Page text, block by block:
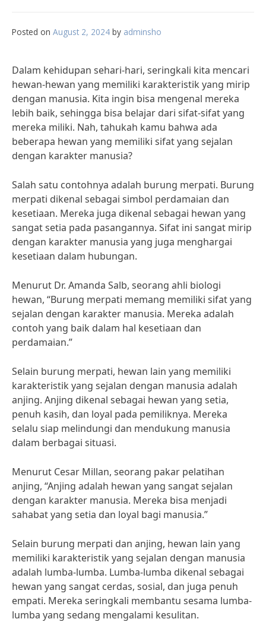
Posted on August 2, 2024 by adminsho
Dalam kehidupan sehari-hari, seringkali kita mencari
hewan-hewan yang memiliki karakteristik yang mirip
dengan manusia. Kita ingin bisa mengenal mereka
lebih baik, sehingga bisa belajar dari sifat-sifat yang
mereka miliki. Nah, tahukah kamu bahwa ada
beberapa hewan yang memiliki sifat yang sejalan
dengan karakter manusia?
Salah satu contohnya adalah burung merpati. Burung
merpati dikenal sebagai simbol perdamaian dan
kesetiaan. Mereka juga dikenal sebagai hewan yang
sangat setia pada pasangannya. Sifat ini sangat mirip
dengan karakter manusia yang juga menghargai
kesetiaan dalam hubungan.
Menurut Dr. Amanda Salb, seorang ahli biologi
hewan, “Burung merpati memang memiliki sifat yang
sejalan dengan karakter manusia. Mereka adalah
contoh yang baik dalam hal kesetiaan dan
perdamaian.”
Selain burung merpati, hewan lain yang memiliki
karakteristik yang sejalan dengan manusia adalah
anjing. Anjing dikenal sebagai hewan yang setia,
penuh kasih, dan loyal pada pemiliknya. Mereka
selalu siap melindungi dan mendukung manusia
dalam berbagai situasi.
Menurut Cesar Millan, seorang pakar pelatihan
anjing, “Anjing adalah hewan yang sangat sejalan
dengan karakter manusia. Mereka bisa menjadi
sahabat yang setia dan loyal bagi manusia.”
Selain burung merpati dan anjing, hewan lain yang
memiliki karakteristik yang sejalan dengan manusia
adalah lumba-lumba. Lumba-lumba dikenal sebagai
hewan yang sangat cerdas, sosial, dan juga penuh
empati. Mereka seringkali membantu sesama lumba-
lumba yang sedang mengalami kesulitan.